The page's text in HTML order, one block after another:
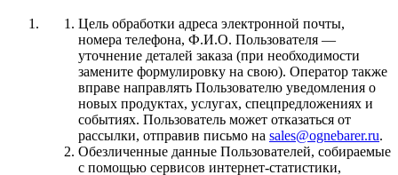
Цель обработки адреса электронной почты,
номера телефона, Ф.И.О. Пользователя —
уточнение деталей заказа (при необходимости
замените формулировку на свою). Оператор также
вправе направлять Пользователю уведомления о
новых продуктах, услугах, спецпредложениях и
событиях. Пользователь может отказаться от
рассылки, отправив письмо на sales@ognebarer.ru.
Обезличенные данные Пользователей, собираемые
с помощью сервисов интернет-статистики,